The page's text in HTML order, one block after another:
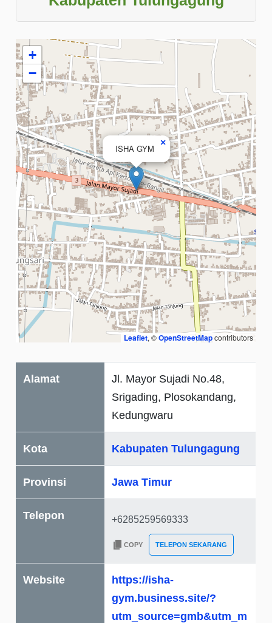
ISHA GYM
×
+
−
Leaflet, ©OpenStreetMapcontributors
Alamat
Jl. Mayor Sujadi No.48,
Srigading, Plosokandang,
Kedungwaru
Kota Kabupaten Tulungagung
Provinsi Jawa Timur
Telepon
COPY TELEPON SEKARANG
Website
https://isha-
gym.business.site/?
utm_source=gmb&utm_m